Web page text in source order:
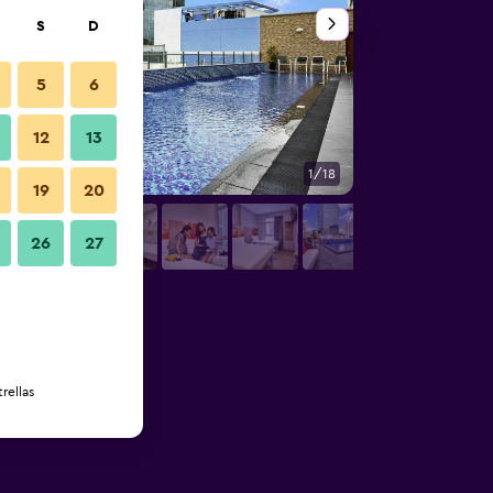
1/18
S D
5 6
12 13
19 20
26 27